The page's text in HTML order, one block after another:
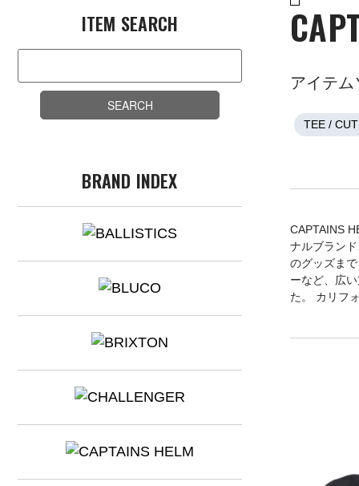
ITEM SEARCH
BRAND INDEX
アイテ
TEE /
CAPTAINS
ナルブラン
のグッズま
ーなど、広
た。 カリフ